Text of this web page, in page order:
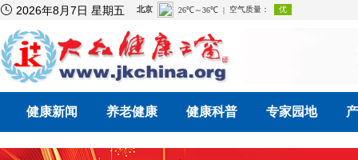
 2026年8月7日 星期五
健康新闻 养老健康 健康科普 专家园地